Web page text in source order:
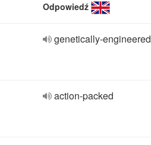
Odpowiedź
genetically-engineered
action-packed